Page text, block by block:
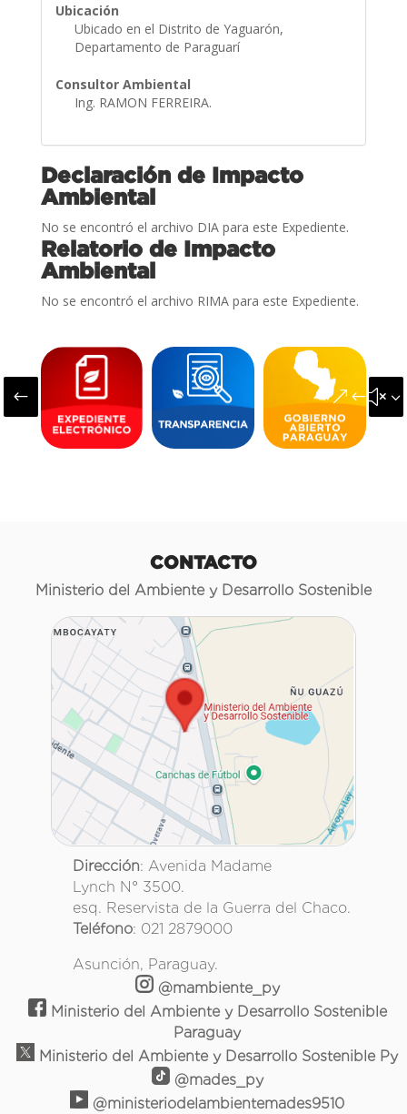
Ubicación
Ubicado en el Distrito de Yaguarón,
Departamento de Paraguarí
Consultor Ambiental
Ing. RAMON FERREIRA.
Declaración de Impacto
Ambiental
No se encontró el archivo DIA para este Expediente.
Relatorio de Impacto
Ambiental
No se encontró el archivo RIMA para este Expediente.
#
CONTACTO
Ministerio del Ambiente y Desarrollo Sostenible
Dirección: Avenida Madame
Lynch N° 3500.
esq. Reservista de la Guerra del Chaco.
Teléfono: 021 2879000
Asunción, Paraguay.
@mambiente_py
Ministerio del Ambiente y Desarrollo Sostenible
Paraguay
Ministerio del Ambiente y Desarrollo Sostenible Py
@mades_py
@ministeriodelambientemades9510